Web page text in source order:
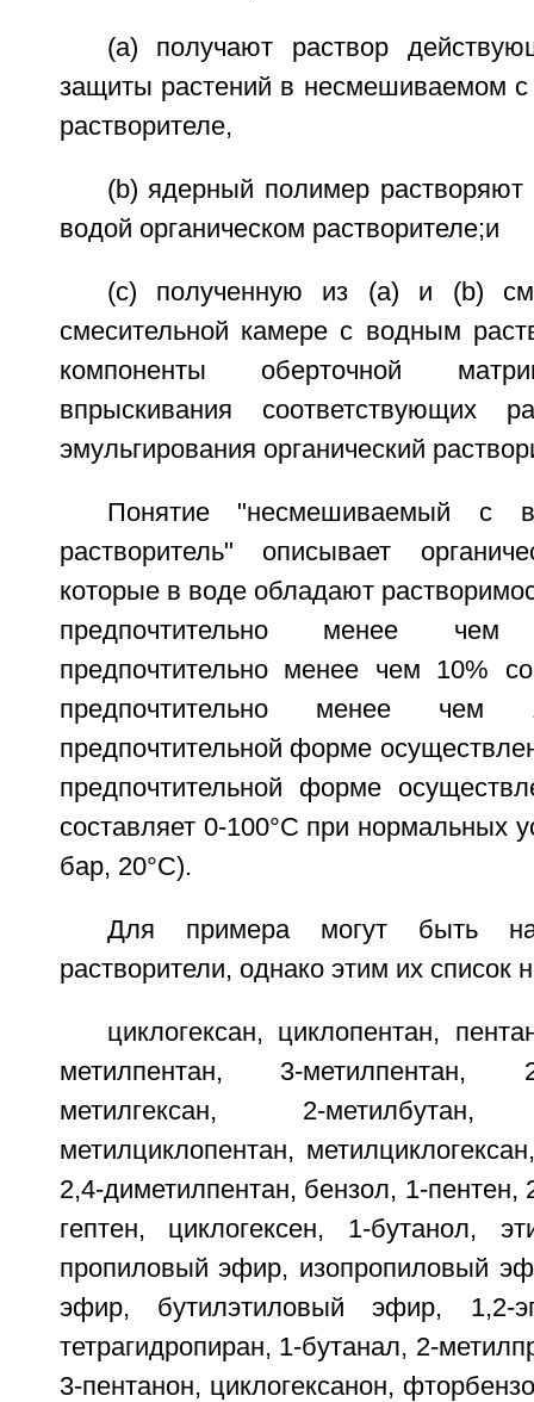
(a) получают раствор
защиты растений в несмешиваемом с
растворителе,
(b) ядерный полимер
водой органическом растворителе;и
(c) полученную из (а) и (b)
смесительной камере с водным
компоненты оберточной
впрыскивания соответствующих
эмульгирования органический
Понятие "несмешиваемый с
растворитель" описывает
которые в воде обладают
предпочтительно менее
предпочтительно менее чем 10%
предпочтительно менее
предпочтительной форме
предпочтительной форме
составляет 0-100°С при нормальных
бар, 20°С).
Для примера могут быть
растворители, однако этим их список
циклогексан, циклопентан,
метилпентан, 3-метилпентан,
метилгексан, 2-метилбутан,
метилциклопентан,
2,4-диметилпентан, бензол, 1-пентен,
гептен, циклогексен, 1-бутанол,
пропиловый эфир, изопропиловый
эфир, бутилэтиловый эфир, 1,2-
тетрагидропиран, 1-бутанал, 2-
3-пентанон, циклогексанон,